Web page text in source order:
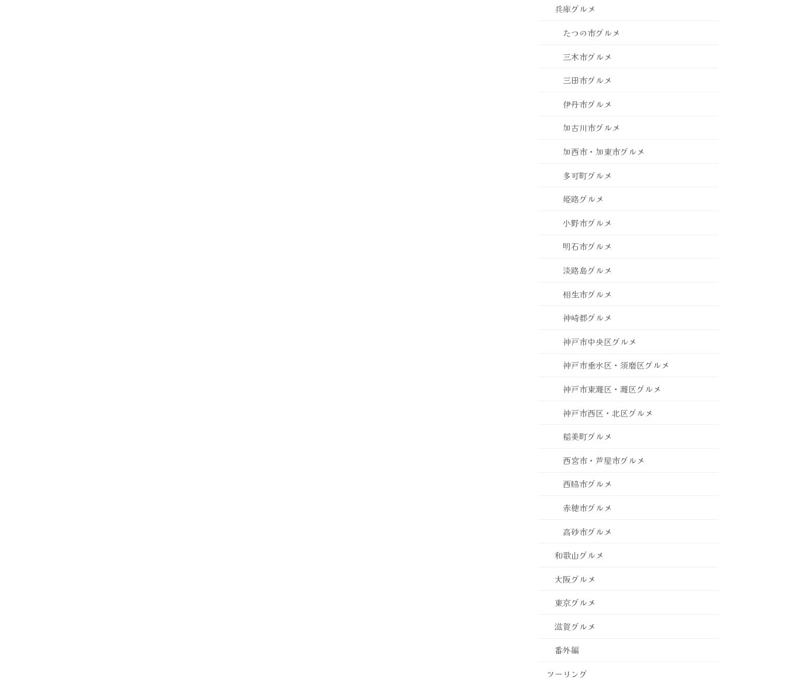
兵庫グルメ
たつの市グルメ
三木市グルメ
三田市グルメ
伊丹市グルメ
加古川市グルメ
加西市・加東市グルメ
多可町グルメ
姫路グルメ
小野市グルメ
明石市グルメ
淡路島グルメ
相生市グルメ
神崎郡グルメ
神戸市中央区グルメ
神戸市垂水区・須磨区グルメ
神戸市東灘区・灘区グルメ
神戸市西区・北区グルメ
稲美町グルメ
西宮市・芦屋市グルメ
西脇市グルメ
赤穂市グルメ
高砂市グルメ
和歌山グルメ
大阪グルメ
東京グルメ
滋賀グルメ
番外編
ツーリング